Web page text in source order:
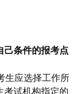
己条件的报考点
生应选择工作所
考试机构指定的